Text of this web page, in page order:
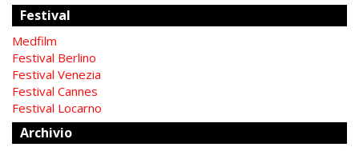
Festival
Medfilm
Festival Berlino
Festival Venezia
Festival Cannes
Festival Locarno
Archivio